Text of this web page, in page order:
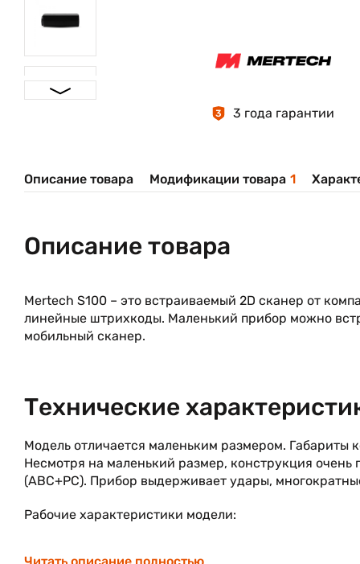
3 3 года гарантии
Описание товара Модификации товара 1
Описание товара
Mertech S100 – это встраиваемый 2D сканер от
линейные штрихкоды. Маленький прибор можно
мобильный сканер.
Технические
Модель отличается маленьким размером. Габариты
Несмотря на маленький размер, конструкция очень
(ABC+PC). Прибор выдерживает удары,
Рабочие характеристики модели: